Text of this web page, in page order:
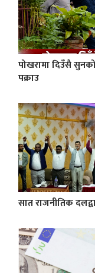
पोखरामा दिउँसै सुनको
पक्राउ
सात राजनीतिक